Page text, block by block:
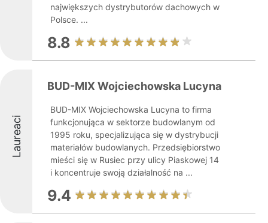
największych dystrybutorów dachowych w
Polsce. ...
8.8
Laureaci
BUD-MIX Wojciechowska Lucyna
BUD-MIX Wojciechowska Lucyna to firma
funkcjonująca w sektorze budowlanym od
1995 roku, specjalizująca się w dystrybucji
materiałów budowlanych. Przedsiębiorstwo
mieści się w Rusiec przy ulicy Piaskowej 14
i koncentruje swoją działalność na ...
9.4